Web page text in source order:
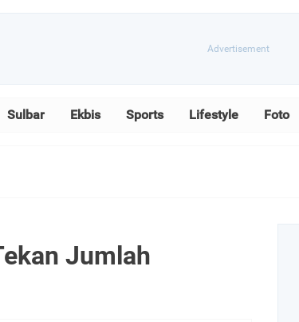
Sulbar Ekbis Sports Lifestyle Foto
Jumlah